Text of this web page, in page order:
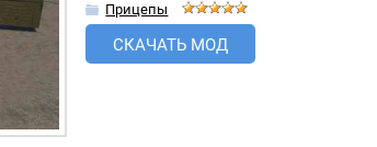
Прицепы
СКАЧАТЬ МОД